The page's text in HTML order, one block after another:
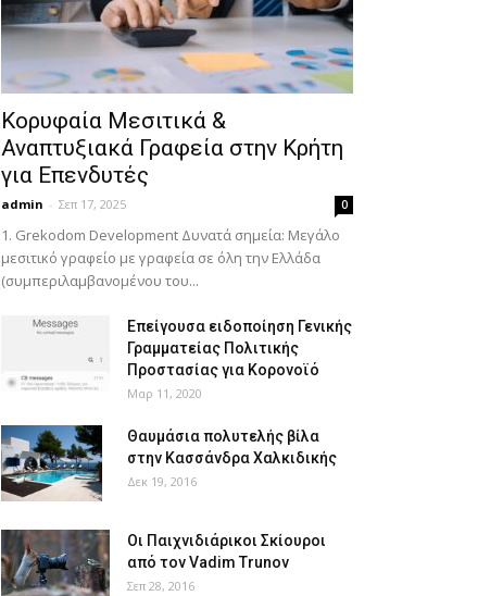
Κορυφαία Μεσιτικά &
Αναπτυξιακά Γραφεία στην Κρήτη
για Επενδυτές
admin - Σεπ 17, 2025 0
1. Grekodom Development Δυνατά σημεία: Μεγάλο
μεσιτικό γραφείο με γραφεία σε όλη την Ελλάδα
(συμπεριλαμβανομένου του...
Επείγουσα ειδοποίηση Γενικής
Γραμματείας Πολιτικής
Προστασίας για Κορονοϊό
Μαρ 11, 2020
Θαυμάσια πολυτελής βίλα
στην Κασσάνδρα Χαλκιδικής
Δεκ 19, 2016
Οι Παιχνιδιάρικοι Σκίουροι
από τον Vadim Trunov
Σεπ 28, 2016